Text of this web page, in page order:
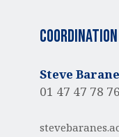
Steve
01 47 47 78